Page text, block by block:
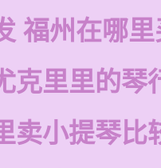
福州在哪
克里里的琴
卖小提琴比